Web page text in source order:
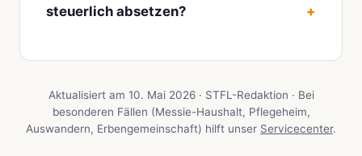
steuerlich absetzen?
Aktualisiert am 10. Mai 2026 · STFL-Redaktion · Bei
besonderen Fällen (Messie-Haushalt, Pflegeheim,
Auswandern, Erbengemeinschaft) hilft unser Servicecenter.